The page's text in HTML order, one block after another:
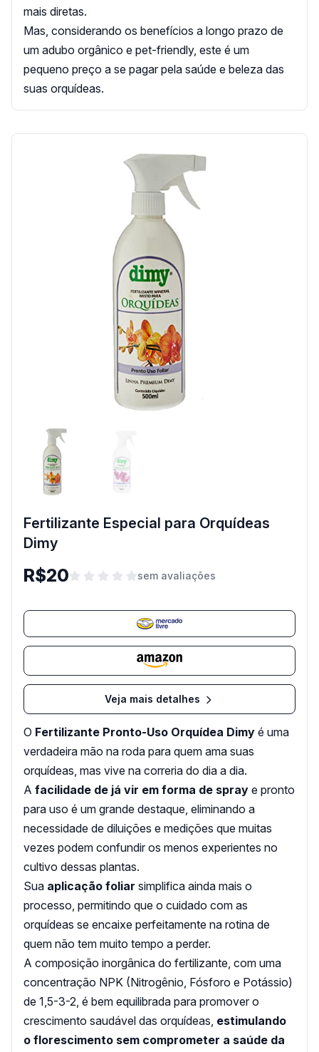
mais diretas.
Mas, considerando os benefícios a longo prazo de
um adubo orgânico e pet-friendly, este é um
pequeno preço a se pagar pela saúde e beleza das
suas orquídeas.
Fertilizante Especial para Orquídeas
Dimy
R$20 sem avaliações
Veja mais detalhes
O Fertilizante Pronto-Uso Orquídea Dimy é uma
verdadeira mão na roda para quem ama suas
orquídeas, mas vive na correria do dia a dia.
A facilidade de já vir em forma de spray e pronto
para uso é um grande destaque, eliminando a
necessidade de diluições e medições que muitas
vezes podem confundir os menos experientes no
cultivo dessas plantas.
Sua aplicação foliar simplifica ainda mais o
processo, permitindo que o cuidado com as
orquídeas se encaixe perfeitamente na rotina de
quem não tem muito tempo a perder.
A composição inorgânica do fertilizante, com uma
concentração NPK (Nitrogênio, Fósforo e Potássio)
de 1,5-3-2, é bem equilibrada para promover o
crescimento saudável das orquídeas, estimulando
o florescimento sem comprometer a saúde da